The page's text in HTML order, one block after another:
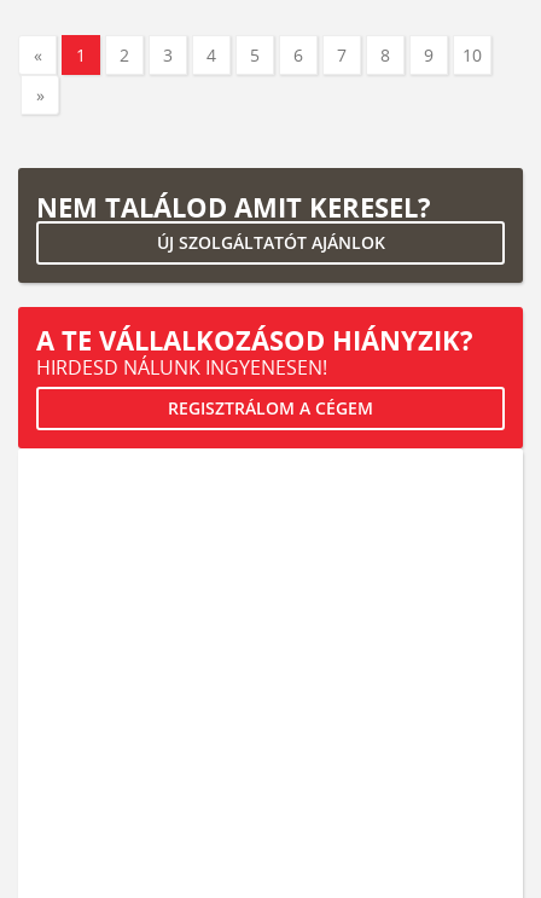
« 1 2 3 4 5 6 7 8 9
10
»
NEM TALÁLOD AMIT KERESEL?
ÚJ SZOLGÁLTATÓT AJÁNLOK
A TE VÁLLALKOZÁSOD HIÁNYZIK?
HIRDESD NÁLUNK INGYENESEN!
REGISZTRÁLOM A CÉGEM